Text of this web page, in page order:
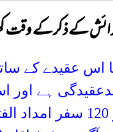
کےذکر کے وقت
عقیدے کے
ہے اور